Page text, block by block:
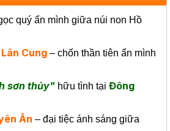
quý ẩn mình giữa núi non Hồ
Cung – chốn thần tiên ẩn mình
sơn thủy" hữu tình tại Đông
Ân – đại tiệc ánh sáng giữa